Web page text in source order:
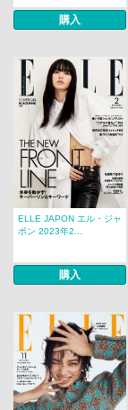
購入
ELLE JAPON エル・ジャ
ポン 2023年2...
購入